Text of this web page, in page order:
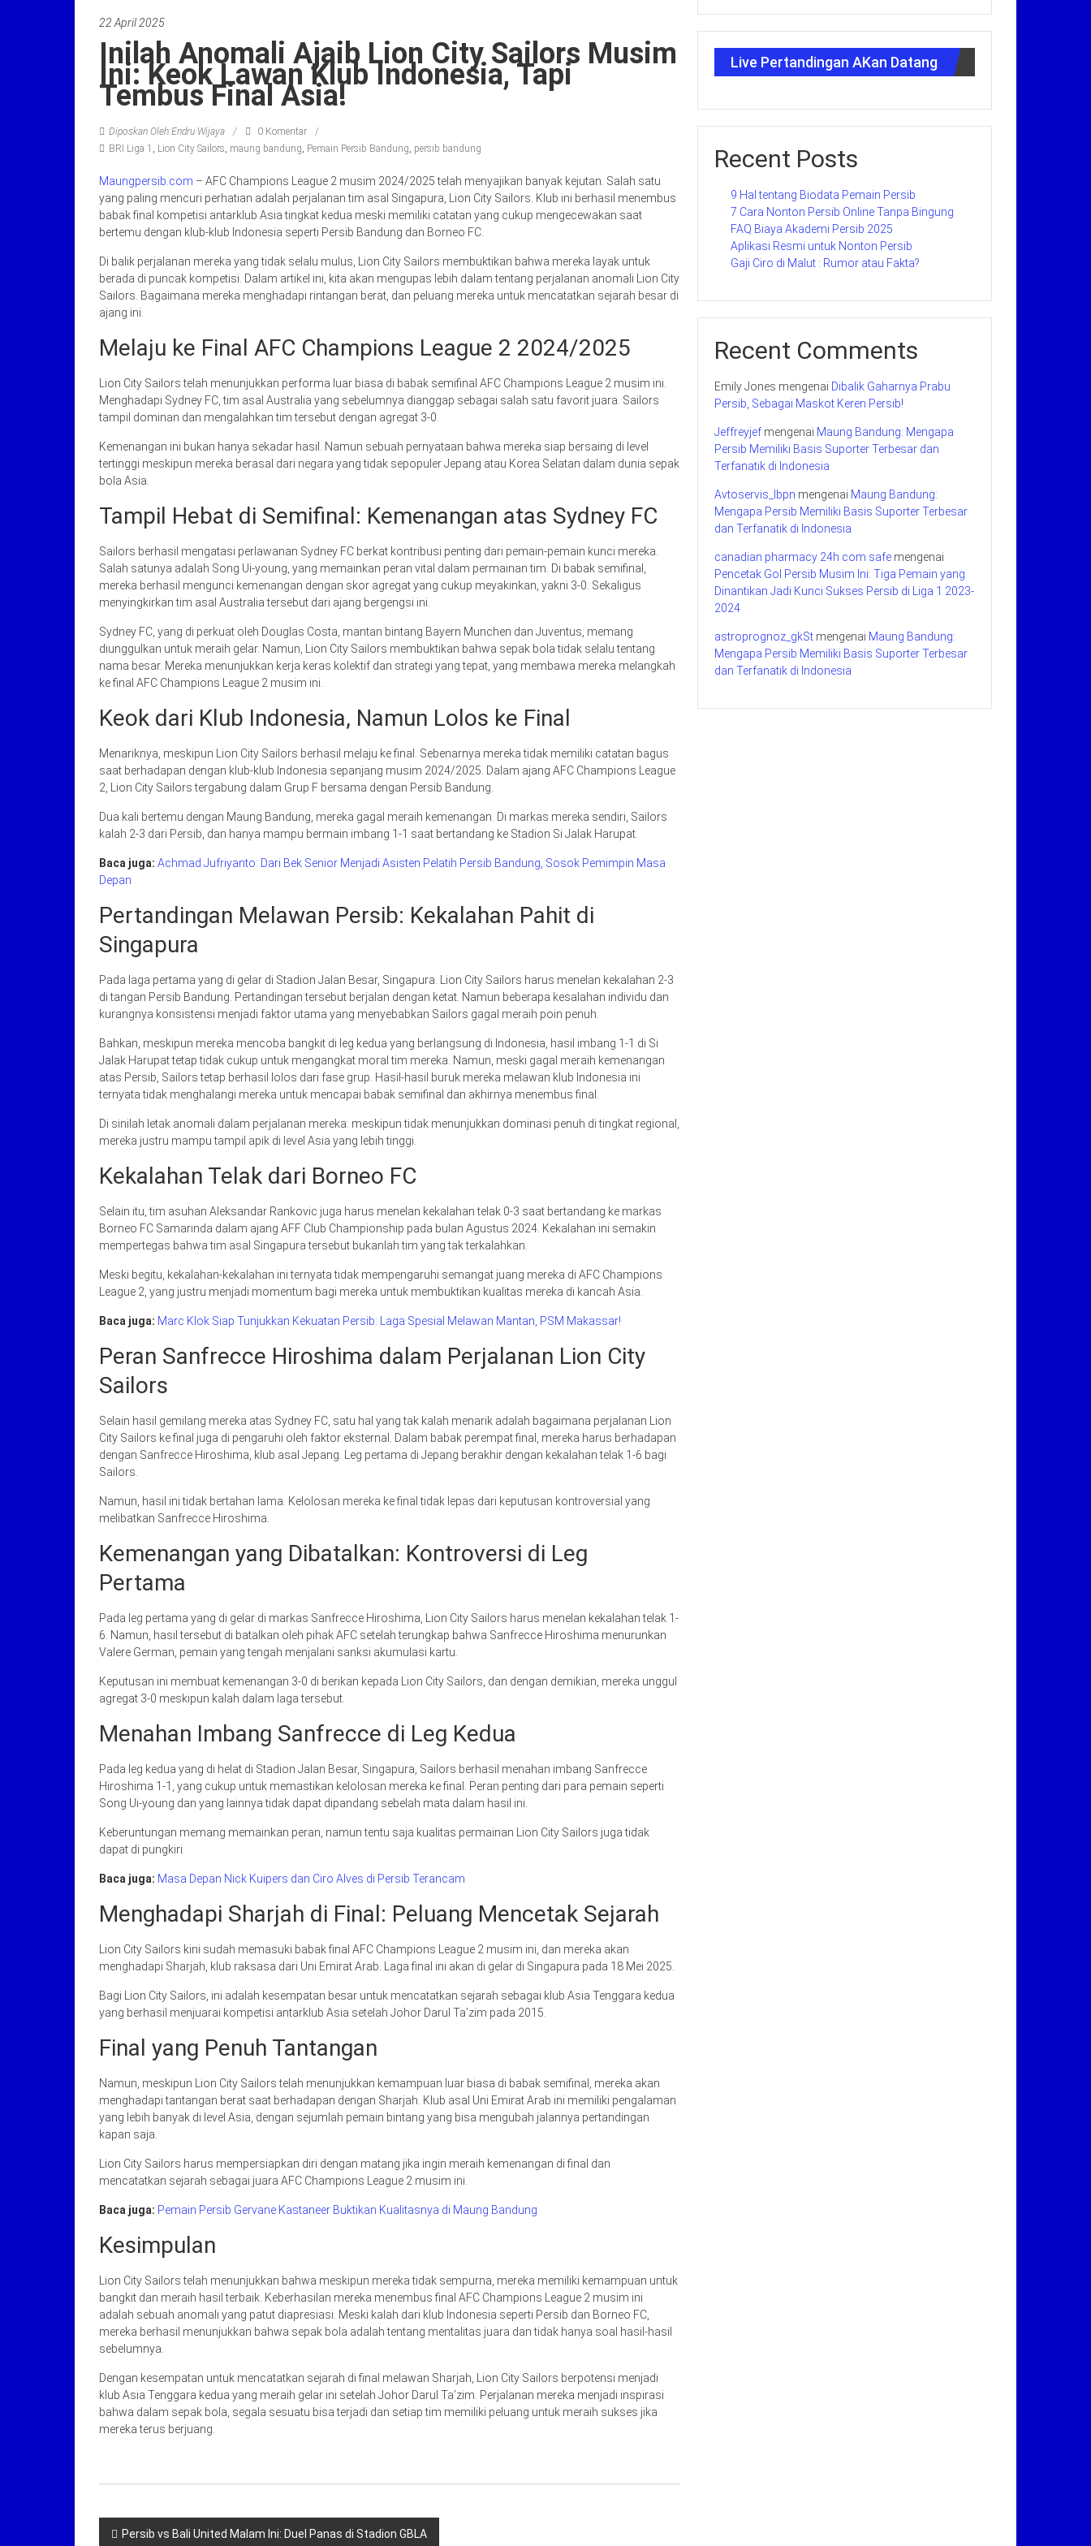
22 April 2025
Inilah Anomali Ajaib Lion City Sailors Musim
Ini: Keok Lawan Klub Indonesia, Tapi
Tembus Final Asia!
Diposkan Oleh:Endru Wijaya
0 Komentar
BRI Liga 1 , Lion City Sailors, maung bandung, Pemain Persib Bandung, persib bandung
Maungpersib.com – AFC Champions League 2 musim 2024/2025 telah menyajikan banyak kejutan. Salah satu
yang paling mencuri perhatian adalah perjalanan tim asal Singapura, Lion City Sailors. Klub ini berhasil menembus
babak final kompetisi antarklub Asia tingkat kedua meski memiliki catatan yang cukup mengecewakan saat
bertemu dengan klub-klub Indonesia seperti Persib Bandung dan Borneo FC.
Di balik perjalanan mereka yang tidak selalu mulus, Lion City Sailors membuktikan bahwa mereka layak untuk
berada di puncak kompetisi. Dalam artikel ini, kita akan mengupas lebih dalam tentang perjalanan anomali Lion City
Sailors. Bagaimana mereka menghadapi rintangan berat, dan peluang mereka untuk mencatatkan sejarah besar di
ajang ini.
Melaju ke Final AFC Champions League 2 2024/2025
Lion City Sailors telah menunjukkan performa luar biasa di babak semifinal AFC Champions League 2 musim ini.
Menghadapi Sydney FC, tim asal Australia yang sebelumnya dianggap sebagai salah satu favorit juara. Sailors
tampil dominan dan mengalahkan tim tersebut dengan agregat 3-0.
Kemenangan ini bukan hanya sekadar hasil. Namun sebuah pernyataan bahwa mereka siap bersaing di level
tertinggi meskipun mereka berasal dari negara yang tidak sepopuler Jepang atau Korea Selatan dalam dunia sepak
bola Asia.
Tampil Hebat di Semifinal: Kemenangan atas Sydney FC
Sailors berhasil mengatasi perlawanan Sydney FC berkat kontribusi penting dari pemain-pemain kunci mereka.
Salah satunya adalah Song Ui-young, yang memainkan peran vital dalam permainan tim. Di babak semifinal,
mereka berhasil mengunci kemenangan dengan skor agregat yang cukup meyakinkan, yakni 3-0. Sekaligus
menyingkirkan tim asal Australia tersebut dari ajang bergengsi ini.
Sydney FC, yang di perkuat oleh Douglas Costa, mantan bintang Bayern Munchen dan Juventus, memang
diunggulkan untuk meraih gelar. Namun, Lion City Sailors membuktikan bahwa sepak bola tidak selalu tentang
nama besar. Mereka menunjukkan kerja keras kolektif dan strategi yang tepat, yang membawa mereka melangkah
ke final AFC Champions League 2 musim ini.
Keok dari Klub Indonesia, Namun Lolos ke Final
Menariknya, meskipun Lion City Sailors berhasil melaju ke final. Sebenarnya mereka tidak memiliki catatan bagus
saat berhadapan dengan klub-klub Indonesia sepanjang musim 2024/2025. Dalam ajang AFC Champions League
2, Lion City Sailors tergabung dalam Grup F bersama dengan Persib Bandung.
Dua kali bertemu dengan Maung Bandung, mereka gagal meraih kemenangan. Di markas mereka sendiri, Sailors
kalah 2-3 dari Persib, dan hanya mampu bermain imbang 1-1 saat bertandang ke Stadion Si Jalak Harupat.
Baca juga: Achmad Jufriyanto: Dari Bek Senior Menjadi Asisten Pelatih Persib Bandung, Sosok Pemimpin Masa
Depan
Pertandingan Melawan Persib: Kekalahan Pahit di
Singapura
Pada laga pertama yang di gelar di Stadion Jalan Besar, Singapura. Lion City Sailors harus menelan kekalahan 2-3
di tangan Persib Bandung. Pertandingan tersebut berjalan dengan ketat. Namun beberapa kesalahan individu dan
kurangnya konsistensi menjadi faktor utama yang menyebabkan Sailors gagal meraih poin penuh.
Bahkan, meskipun mereka mencoba bangkit di leg kedua yang berlangsung di Indonesia, hasil imbang 1-1 di Si
Jalak Harupat tetap tidak cukup untuk mengangkat moral tim mereka. Namun, meski gagal meraih kemenangan
atas Persib, Sailors tetap berhasil lolos dari fase grup. Hasil-hasil buruk mereka melawan klub Indonesia ini
ternyata tidak menghalangi mereka untuk mencapai babak semifinal dan akhirnya menembus final.
Di sinilah letak anomali dalam perjalanan mereka: meskipun tidak menunjukkan dominasi penuh di tingkat regional,
mereka justru mampu tampil apik di level Asia yang lebih tinggi.
Kekalahan Telak dari Borneo FC
Selain itu, tim asuhan Aleksandar Rankovic juga harus menelan kekalahan telak 0-3 saat bertandang ke markas
Borneo FC Samarinda dalam ajang AFF Club Championship pada bulan Agustus 2024. Kekalahan ini semakin
mempertegas bahwa tim asal Singapura tersebut bukanlah tim yang tak terkalahkan.
Meski begitu, kekalahan-kekalahan ini ternyata tidak mempengaruhi semangat juang mereka di AFC Champions
League 2, yang justru menjadi momentum bagi mereka untuk membuktikan kualitas mereka di kancah Asia.
Baca juga: Marc Klok Siap Tunjukkan Kekuatan Persib: Laga Spesial Melawan Mantan, PSM Makassar!
Peran Sanfrecce Hiroshima dalam Perjalanan Lion City
Sailors
Selain hasil gemilang mereka atas Sydney FC, satu hal yang tak kalah menarik adalah bagaimana perjalanan Lion
City Sailors ke final juga di pengaruhi oleh faktor eksternal. Dalam babak perempat final, mereka harus berhadapan
dengan Sanfrecce Hiroshima, klub asal Jepang. Leg pertama di Jepang berakhir dengan kekalahan telak 1-6 bagi
Sailors.
Namun, hasil ini tidak bertahan lama. Kelolosan mereka ke final tidak lepas dari keputusan kontroversial yang
melibatkan Sanfrecce Hiroshima.
Kemenangan yang Dibatalkan: Kontroversi di Leg
Pertama
Pada leg pertama yang di gelar di markas Sanfrecce Hiroshima, Lion City Sailors harus menelan kekalahan telak 1-
6. Namun, hasil tersebut di batalkan oleh pihak AFC setelah terungkap bahwa Sanfrecce Hiroshima menurunkan
Valere German, pemain yang tengah menjalani sanksi akumulasi kartu.
Keputusan ini membuat kemenangan 3-0 di berikan kepada Lion City Sailors, dan dengan demikian, mereka unggul
agregat 3-0 meskipun kalah dalam laga tersebut.
Menahan Imbang Sanfrecce di Leg Kedua
Pada leg kedua yang di helat di Stadion Jalan Besar, Singapura, Sailors berhasil menahan imbang Sanfrecce
Hiroshima 1-1, yang cukup untuk memastikan kelolosan mereka ke final. Peran penting dari para pemain seperti
Song Ui-young dan yang lainnya tidak dapat dipandang sebelah mata dalam hasil ini.
Keberuntungan memang memainkan peran, namun tentu saja kualitas permainan Lion City Sailors juga tidak
dapat di pungkiri.
Baca juga: Masa Depan Nick Kuipers dan Ciro Alves di Persib Terancam
Menghadapi Sharjah di Final: Peluang Mencetak Sejarah
Lion City Sailors kini sudah memasuki babak final AFC Champions League 2 musim ini, dan mereka akan
menghadapi Sharjah, klub raksasa dari Uni Emirat Arab. Laga final ini akan di gelar di Singapura pada 18 Mei 2025.
Bagi Lion City Sailors, ini adalah kesempatan besar untuk mencatatkan sejarah sebagai klub Asia Tenggara kedua
yang berhasil menjuarai kompetisi antarklub Asia setelah Johor Darul Ta’zim pada 2015.
Final yang Penuh Tantangan
Namun, meskipun Lion City Sailors telah menunjukkan kemampuan luar biasa di babak semifinal, mereka akan
menghadapi tantangan berat saat berhadapan dengan Sharjah. Klub asal Uni Emirat Arab ini memiliki pengalaman
yang lebih banyak di level Asia, dengan sejumlah pemain bintang yang bisa mengubah jalannya pertandingan
kapan saja.
Lion City Sailors harus mempersiapkan diri dengan matang jika ingin meraih kemenangan di final dan
mencatatkan sejarah sebagai juara AFC Champions League 2 musim ini.
Baca juga: Pemain Persib Gervane Kastaneer Buktikan Kualitasnya di Maung Bandung
Kesimpulan
Lion City Sailors telah menunjukkan bahwa meskipun mereka tidak sempurna, mereka memiliki kemampuan untuk
bangkit dan meraih hasil terbaik. Keberhasilan mereka menembus final AFC Champions League 2 musim ini
adalah sebuah anomali yang patut diapresiasi. Meski kalah dari klub Indonesia seperti Persib dan Borneo FC,
mereka berhasil menunjukkan bahwa sepak bola adalah tentang mentalitas juara dan tidak hanya soal hasil-hasil
sebelumnya.
Dengan kesempatan untuk mencatatkan sejarah di final melawan Sharjah, Lion City Sailors berpotensi menjadi
klub Asia Tenggara kedua yang meraih gelar ini setelah Johor Darul Ta’zim. Perjalanan mereka menjadi inspirasi
bahwa dalam sepak bola, segala sesuatu bisa terjadi dan setiap tim memiliki peluang untuk meraih sukses jika
mereka terus berjuang.
Navigasi
Persib vs Bali United Malam Ini: Duel Panas di Stadion GBLA
Live Pertandingan AKan Datang
Recent Posts
9 Hal tentang Biodata Pemain Persib
7 Cara Nonton Persib Online Tanpa Bingung
FAQ Biaya Akademi Persib 2025
Aplikasi Resmi untuk Nonton Persib
Gaji Ciro di Malut : Rumor atau Fakta?
Recent Comments
Emily Jones mengenai Dibalik Gaharnya Prabu
Persib, Sebagai Maskot Keren Persib!
Jeffreyjef mengenai Maung Bandung: Mengapa
Persib Memiliki Basis Suporter Terbesar dan
Terfanatik di Indonesia
Avtoservis_lbpn mengenai Maung Bandung:
Mengapa Persib Memiliki Basis Suporter Terbesar
dan Terfanatik di Indonesia
canadian pharmacy 24h com safe mengenai
Pencetak Gol Persib Musim Ini: Tiga Pemain yang
Dinantikan Jadi Kunci Sukses Persib di Liga 1 2023-
2024
astroprognoz_gkSt mengenai Maung Bandung:
Mengapa Persib Memiliki Basis Suporter Terbesar
dan Terfanatik di Indonesia